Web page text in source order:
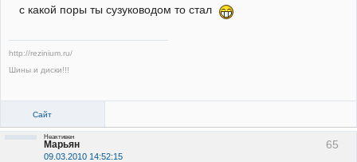
с какой поры ты сузуководом то стал
http://rezinium.ru/
Шины и диски!!!
Сайт
65
Марьян
09.03.2010 14:52:15
Неактивен